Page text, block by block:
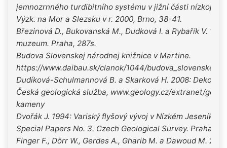
jemnozrnného turdibitního systému v jižní části
Výzk. na Mor a Slezsku v r. 2000, Brno, 38-41.
Březinová D., Bukovanská M., Dudková I. a Rybařík V.
muzeum. Praha, 287s.
Budova Slovenskej národnej knižnice v Martine.
https://www.daibau.sk/clanok/1044/
Dudíková-Schulmannová B. a Skarková H. 2008:
Česká geologická služba, www.geology.cz/extranet/
kameny
Dvořák J. 1994: Variský flyšový vývoj v Nízkém Jeseníku
Special Papers No. 3. Czech Geological Survey. Praha,
Finger F., Dörr W., Gerdes A., Gharib M. a Dawoud M.